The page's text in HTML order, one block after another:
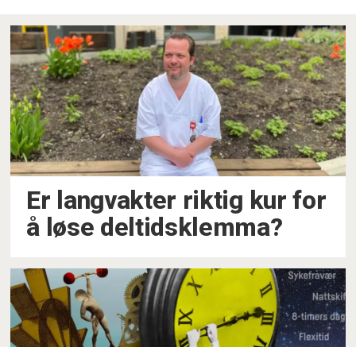
Er langvakter riktig kur for
å løse deltidsklemma?